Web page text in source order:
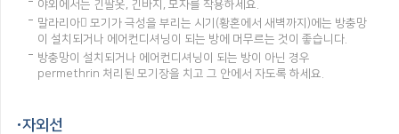
야외에서는 긴팔옷, 긴바지, 모자를 착용하세요.
말라리아 모기가 극성을 부리는 시기(황혼에서 새벽까지)에는 방충망
이 설치되거나 에어컨디셔닝이 되는 방에 머무르는 것이 좋습니다.
방충망이 설치되거나 에어컨디셔닝이 되는 방이 아닌 경우
permethrin 처리된 모기장을 치고 그 안에서 자도록 하세요.
자외선